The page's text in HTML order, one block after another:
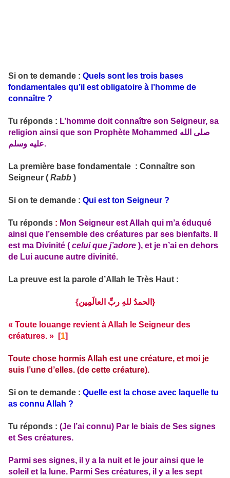
Si on te demande : Quels sont les trois bases
fondamentales qu’il est obligatoire à l’homme de
connaître ?
Tu réponds : L’homme doit connaître son Seigneur, sa
religion ainsi que son Prophète Mohammed صلى الله
عليه وسلم.
La première base fondamentale : Connaître son
Seigneur ( Rabb )
Si on te demande : Qui est ton Seigneur ?
Tu réponds : Mon Seigneur est Allah qui m’a éduqué
ainsi que l’ensemble des créatures par ses bienfaits. Il
est ma Divinité ( celui que j’adore ), et je n’ai en dehors
de Lui aucune autre divinité.
La preuve est la parole d’Allah le Très Haut :
{الحمدُ للهِ ربِّ العالَمِين}
« Toute louange revient à Allah le Seigneur des
créatures. » [1]
Toute chose hormis Allah est une créature, et moi je
suis l’une d’elles. (de cette créature).
Si on te demande : Quelle est la chose avec laquelle tu
as connu Allah ?
Tu réponds : (Je l’ai connu) Par le biais de Ses signes
et Ses créatures.
Parmi ses signes, il y a la nuit et le jour ainsi que le
soleil et la lune. Parmi Ses créatures, il y a les sept